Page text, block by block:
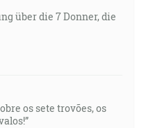
über die 7 Donner, die
os sete trovões, os